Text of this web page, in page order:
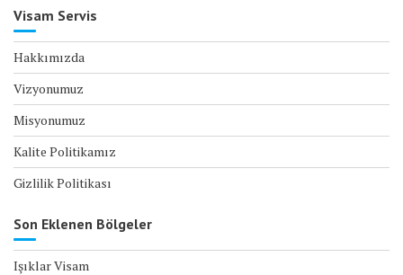
Visam Servis
Hakkımızda
Vizyonumuz
Misyonumuz
Kalite Politikamız
Gizlilik Politikası
Son Eklenen Bölgeler
Işıklar Visam